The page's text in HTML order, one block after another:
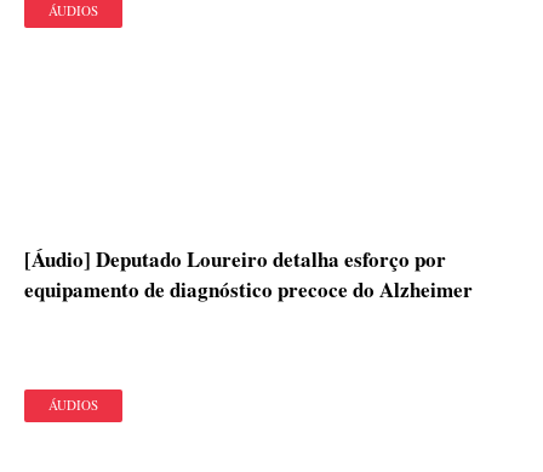
ÁUDIOS
[Áudio] Deputado Loureiro detalha esforço por
equipamento de diagnóstico precoce do Alzheimer
ÁUDIOS